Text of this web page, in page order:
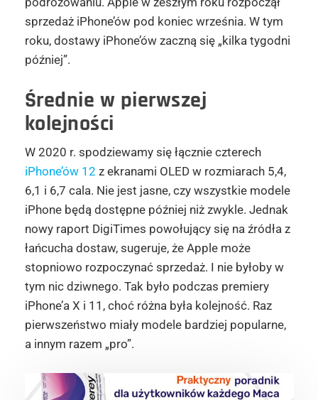
sprzedaż iPhone’ów pod koniec września. W tym
roku, dostawy iPhone’ów zaczną się „kilka tygodni
później”.
Średnie w pierwszej
kolejności
W 2020 r. spodziewamy się łącznie czterech
iPhone’ów 12 z ekranami OLED w rozmiarach 5,4,
6,1 i 6,7 cala. Nie jest jasne, czy wszystkie modele
iPhone będą dostępne później niż zwykle. Jednak
nowy raport DigiTimes powołujący się na źródła z
łańcucha dostaw, sugeruje, że Apple może
stopniowo rozpoczynać sprzedaż. I nie byłoby w
tym nic dziwnego. Tak było podczas premiery
iPhone’a X i 11, choć różna była kolejność. Raz
pierwszeństwo miały modele bardziej popularne,
a innym razem „pro”.